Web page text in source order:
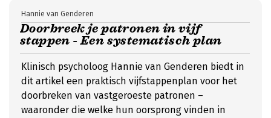
Doorbreek je patronen in vijf
stappen - Een systematisch plan
Hannie van Genderen
Klinisch psycholoog Hannie van Genderen biedt in
dit artikel een praktisch vijfstappenplan voor het
doorbreken van vastgeroeste patronen –
waaronder die welke hun oorsprong vinden in